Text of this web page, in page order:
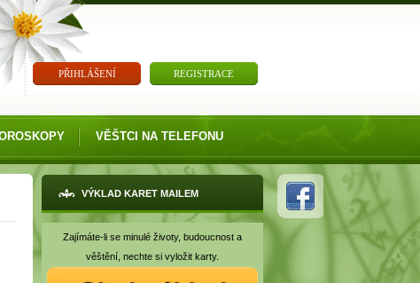
PŘIHLÁŠENÍ REGISTRACE
VĚŠTCI NA TELEFONU
VÝKLAD KARET MAILEM
Zajímáte-li se minulé životy, budoucnost a
věštění, nechte si vyložit karty.